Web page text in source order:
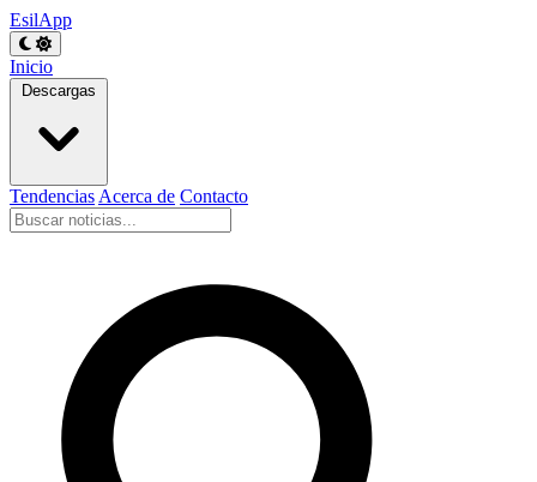
EsilApp
Inicio
Descargas
Tendencias Acerca de Contacto